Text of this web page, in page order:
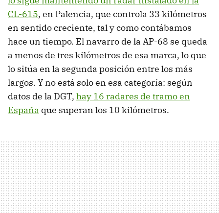
CL-615, en Palencia, que controla 33 kilómetros
en sentido creciente, tal y como contábamos
hace un tiempo. El navarro de la AP-68 se queda
a menos de tres kilómetros de esa marca, lo que
lo sitúa en la segunda posición entre los más
largos. Y no está solo en esa categoría: según
datos de la DGT, hay 16 radares de tramo en
España que superan los 10 kilómetros.